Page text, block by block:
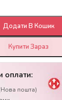
Додати В Кошик
Купити Зараз
оплати:
пошта)